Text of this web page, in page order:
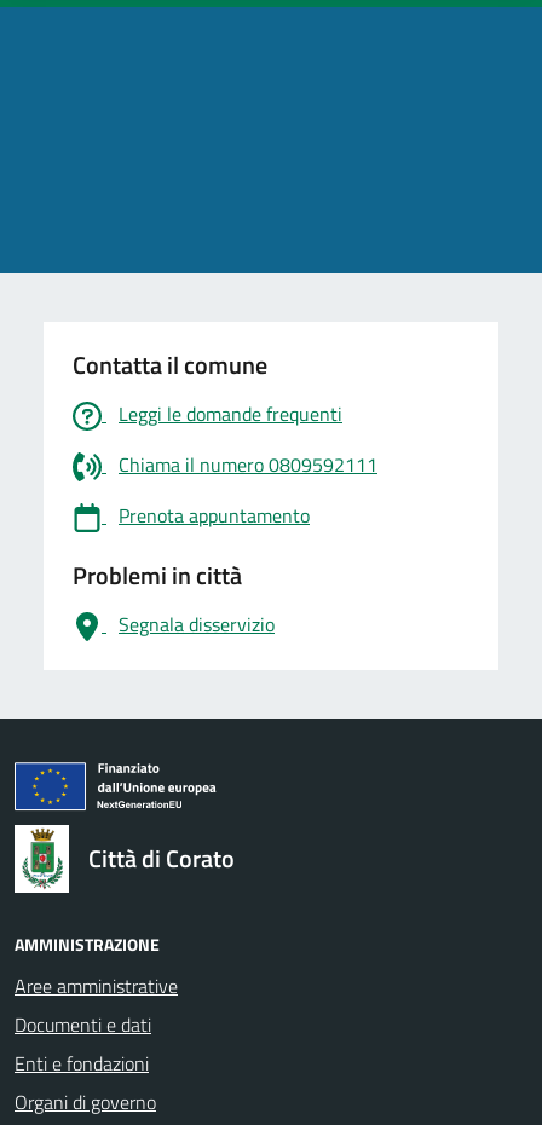
Contatta il comune
Leggi le domande frequenti
Chiama il numero 0809592111
Prenota appuntamento
Problemi in città
Segnala disservizio
logo Unione Europea
Città di Corato
AMMINISTRAZIONE
Aree amministrative
Documenti e dati
Enti e fondazioni
Organi di governo